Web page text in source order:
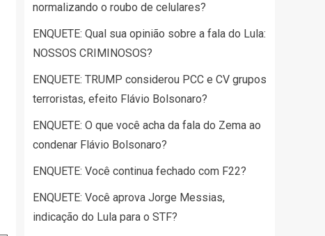
normalizando o roubo de celulares?
ENQUETE: Qual sua opinião sobre a fala do Lula:
NOSSOS CRIMINOSOS?
ENQUETE: TRUMP considerou PCC e CV grupos
terroristas, efeito Flávio Bolsonaro?
ENQUETE: O que você acha da fala do Zema ao
condenar Flávio Bolsonaro?
ENQUETE: Você continua fechado com F22?
ENQUETE: Você aprova Jorge Messias,
indicação do Lula para o STF?